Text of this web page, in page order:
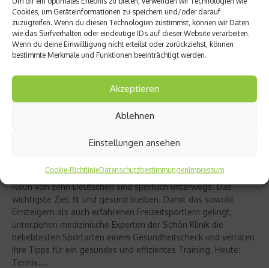
Cookies, um Geräteinformationen zu speichern und/oder darauf
zuzugreifen. Wenn du diesen Technologien zustimmst, können wir Daten
wie das Surfverhalten oder eindeutige IDs auf dieser Website verarbeiten.
Wenn du deine Einwillligung nicht erteilst oder zurückziehst, können
bestimmte Merkmale und Funktionen beeinträchtigt werden.
Akzeptieren
Ablehnen
Einstellungen ansehen
Cookie-RichtlinieDatenschutzbestimmungenImpressum
Sportarten im Gesundheitscheck: Tennis
Neun von zehn Deutschen sind sportlich unterwegs. Das
wichtigste Ziel: fit und gesund bleiben. Damit das sowohl
Einsteigern als auch erfahrenen Freizeitsportlern gelingt,
unterziehen medizinische Experten der Schön Klinik die
beliebtesten Sportarten einem Gesundheitscheck und verraten
ihre Tipps für ein gesundes und effizientes Training. Heute:
Tennis....